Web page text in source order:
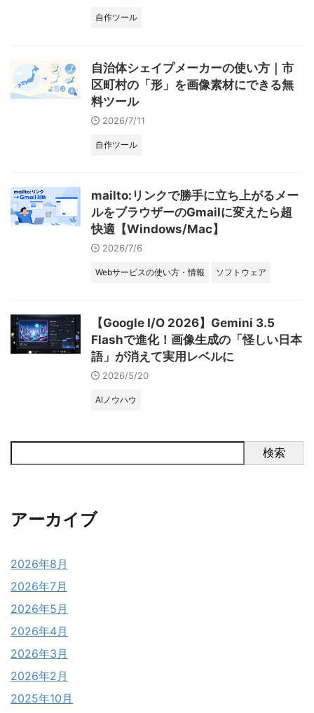
自作ツール
自治体シェイプメーカーの使い方｜市
区町村の「形」を画像素材にできる無
料ツール
2026/7/11
自作ツール
mailto:リンクで勝手に立ち上がるメー
ルをブラウザーのGmailに変えたら超
快適【Windows/Mac】
2026/7/6
Webサービスの使い方・情報 ソフトウェア
【Google I/O 2026】Gemini 3.5
Flashで進化！画像生成の「怪しい日本
語」が消えて実用レベルに
2026/5/20
AIノウハウ
検索
アーカイブ
2026年8月
2026年7月
2026年5月
2026年4月
2026年3月
2026年2月
2025年10月